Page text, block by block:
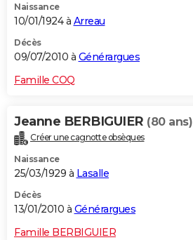
Naissance
10/01/1924 à Arreau
Décès
09/07/2010 à Générargues
Famille COQ
Jeanne BERBIGUIER (80 ans)
Créer une cagnotte obsèques
Naissance
25/03/1929 à Lasalle
Décès
13/01/2010 à Générargues
Famille BERBIGUIER